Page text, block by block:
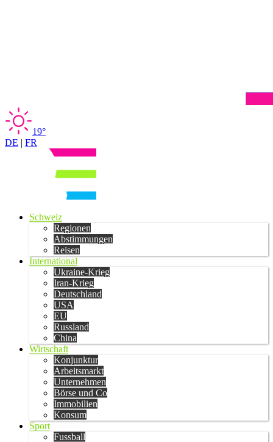
19°
DE | FR
Schweiz
Regionen
Abstimmungen
Reisen
International
Ukraine-Krieg
Iran-Krieg
Deutschland
USA
EU
Russland
China
Wirtschaft
Konjunktur
Arbeitsmarkt
Unternehmen
Börse und Co
Immobilien
Konsum
Sport
Fussball